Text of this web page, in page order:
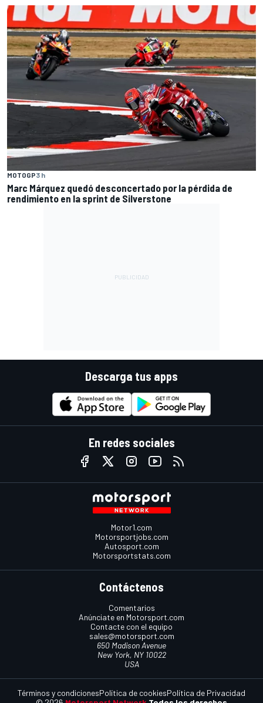
MOTOGP3 h
Marc Márquez quedó desconcertado por la pérdida de
rendimiento en la sprint de Silverstone
Descarga tus apps
En redes sociales
Motor1.com
Motorsportjobs.com
Autosport.com
Motorsportstats.com
Contáctenos
Comentarios
Anúnciate en Motorsport.com
Contacte con el equipo
sales@motorsport.com
650 Madison Avenue
New York, NY 10022
USA
Términos y condicionesPolítica de cookiesPolítica de Privacidad